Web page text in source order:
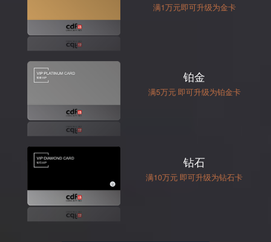
满1万元即可升级为金卡
铂金
满5万元 即可升级为铂金卡
钻石
满10万元 即可升级为钻石卡